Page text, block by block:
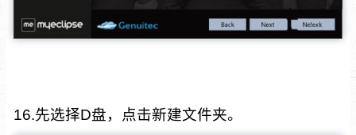
16.先选择D盘，点击新建文件夹。